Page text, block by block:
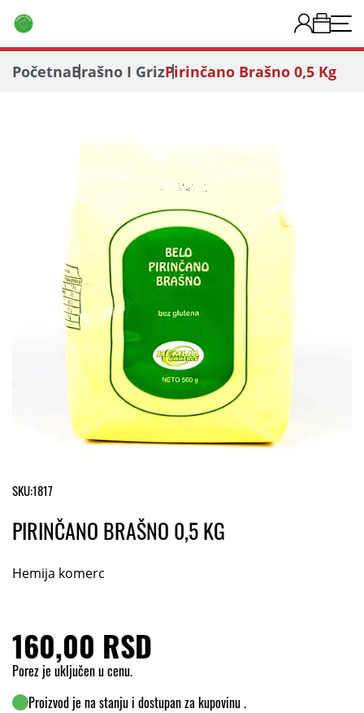
PočetnaBrašno I GrizPirinčano Brašno 0,5 Kg
SKU:1817
PIRINČANO BRAŠNO 0,5 KG
Hemija komerc
160,00 RSD
Porez je uključen u cenu.
Proizvod je na stanju i dostupan za kupovinu .